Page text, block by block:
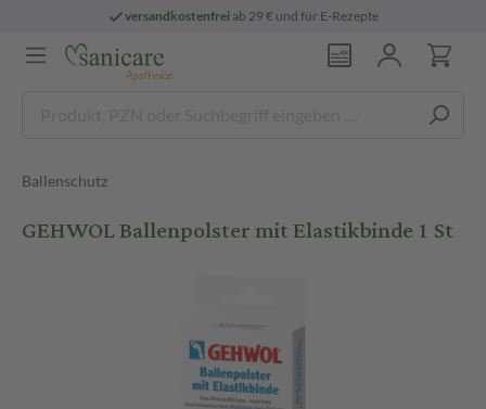
versandkostenfreiab 29 € und für E-Rezepte
Ballenschutz
GEHWOL Ballenpolster mit Elastikbinde 1 St